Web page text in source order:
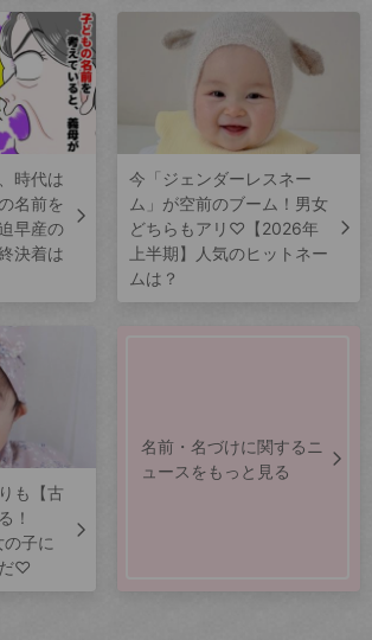
時代は
名前を
早産の
決着は
今「ジェンダーレスネー
ム」が空前のブーム！男女
どちらもアリ♡【2026年
上半期】人気のヒットネー
ムは？
も【古
！
子に
♡
名前・名づけに関するニ
ュースをもっと見る